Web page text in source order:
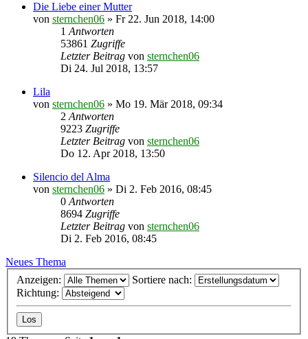
Die Liebe einer Mutter
von sternchen06 » Fr 22. Jun 2018, 14:00
1 Antworten
53861 Zugriffe
Letzter Beitrag von sternchen06
Di 24. Jul 2018, 13:57
Lila
von sternchen06 » Mo 19. Mär 2018, 09:34
2 Antworten
9223 Zugriffe
Letzter Beitrag von sternchen06
Do 12. Apr 2018, 13:50
Silencio del Alma
von sternchen06 » Di 2. Feb 2016, 08:45
0 Antworten
8694 Zugriffe
Letzter Beitrag von sternchen06
Di 2. Feb 2016, 08:45
Neues Thema
Anzeigen:
Sortiere nach:
Richtung: